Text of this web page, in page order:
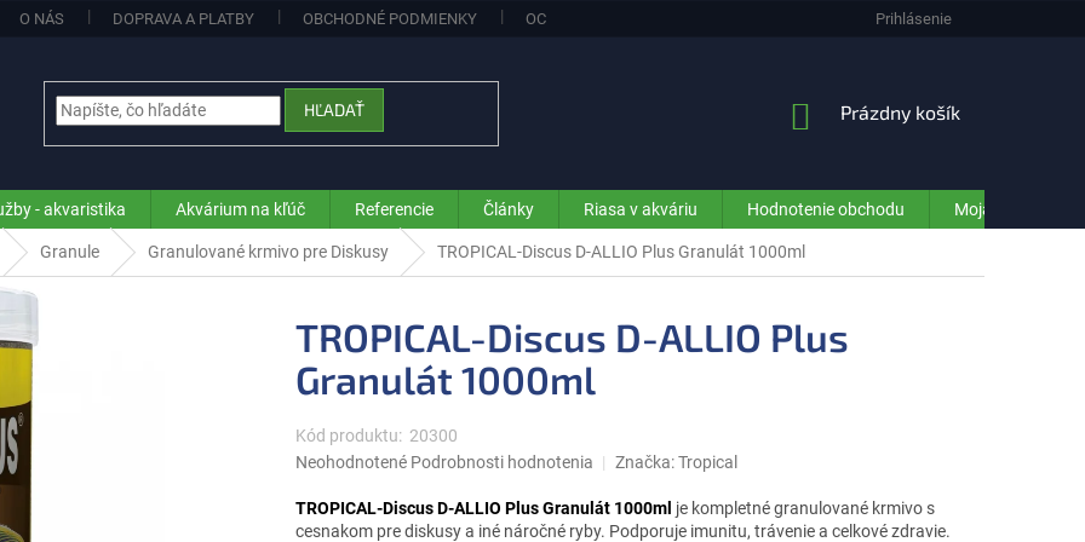
O NÁS DOPRAVA A PLATBY OBCHODNÉ PODMIENKY OCHRANA OSOBNÝCH ÚDAJOV (GDPR) - INFORMÁCIE PRE ZÁKAZNÍKOV E-
Prihlásenie
HĽADAŤ
NÁKUPNÝ
Prázdny košík
- akvaristika Akvárium na kľúč Referencie Články Riasa v akváriu Hodnotenie obchodu Moja objednávka
Granule Granulované krmivo pre Diskusy TROPICAL-Discus D-ALLIO Plus Granulát 1000ml
TROPICAL-Discus D-ALLIO Plus
Granulát 1000ml
Kód produktu: 20300
Priemerné
produktu
je
Neohodnotené Podrobnosti hodnotenia Značka:Tropical
TROPICAL-Discus D-ALLIO Plus Granulát 1000ml je kompletné granulované krmivo s
cesnakom pre diskusy a iné náročné ryby. Podporuje imunitu, trávenie a celkové zdravie.